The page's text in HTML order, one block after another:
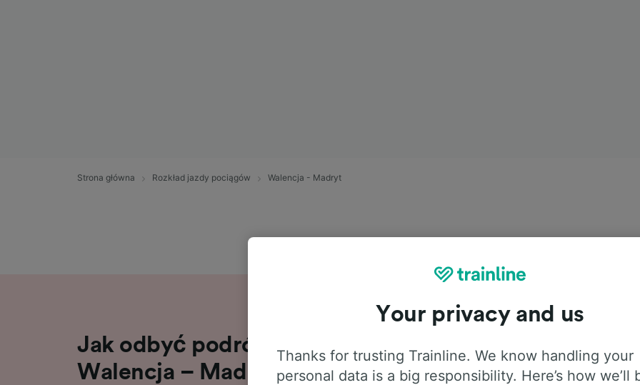
Strona główna Rozkład jazdy pociągów Walencja - Madryt
Jak odbyć podróż pociągiem relacji
Walencja – Madryt
Your privacy and us
Thanks for trusting Trainline. We know handling your
personal data is a big responsibility. Here’s how we’ll